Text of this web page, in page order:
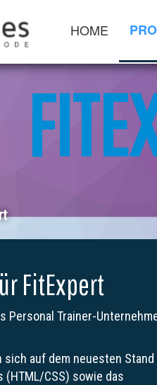
HOME
FitExpert
Personal Trainer-
auf dem neuesten Stand
(HTML/CSS) sowie das